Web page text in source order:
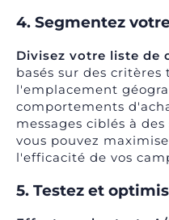
4. Segmentez
Divisez votre liste de
basés sur des critères
l'emplacement
comportements
messages ciblés à
vous pouvez
l'efficacité de vos
5. Testez et